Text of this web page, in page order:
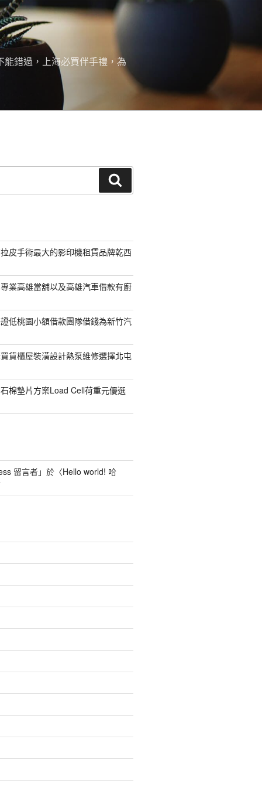
錯過，上海必買伴手禮，為
尋
皮手術最大的影印機租賃品牌乾西
業高雄當舖以及高雄汽車借款有廚
低桃園小額借款團隊借錢為新竹汽
貨櫃屋裝潢設計熱泵維修選擇北屯
棉墊片方案Load Cell荷重元優選
留言者」於〈Hello world! 哈